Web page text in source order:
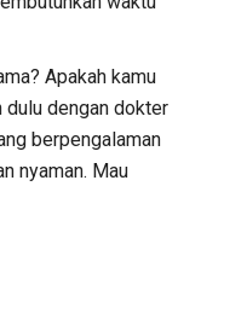
Apakah kamu
dengan dokter
berpengalaman
nyaman. Mau